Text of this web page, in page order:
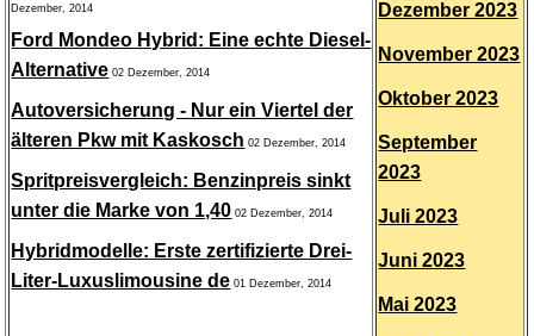
Dezember, 2014
Ford Mondeo Hybrid: Eine echte Diesel-
Alternative 02 Dezember, 2014
Autoversicherung - Nur ein Viertel der
älteren Pkw mit Kaskosch 02 Dezember, 2014
Spritpreisvergleich: Benzinpreis sinkt
unter die Marke von 1,40 02 Dezember, 2014
Hybridmodelle: Erste zertifizierte Drei-
Liter-Luxuslimousine de 01 Dezember, 2014
Dezember 2023
November 2023
Oktober 2023
September
2023
Juli 2023
Juni 2023
Mai 2023